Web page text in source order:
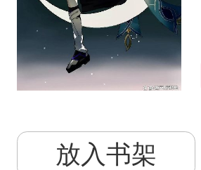
放入书架